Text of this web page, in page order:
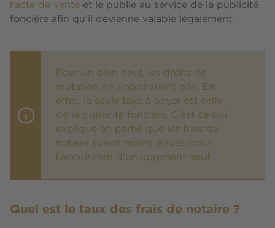
l'acte de vente et le publie au service de la publicité
foncière afin qu’il devienne valable légalement.
Pour un bien neuf, les droits de
mutation ne s’appliquent pas. En
effet, la seule taxe à payer est celle
de la publicité foncière. C’est ce qui
explique en partie que les frais de
notaire soient moins élevés pour
l’acquisition d’un logement neuf.
Quel est le taux des frais de notaire ?